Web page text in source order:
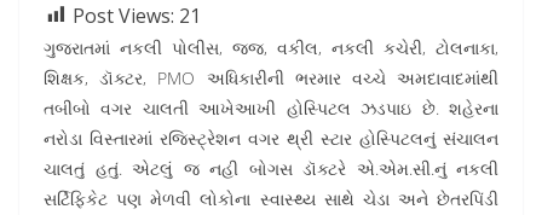
Post Views: 21
ગુજરાતમાં નકલી પોલીસ, જજ, વકીલ, નકલી કચેરી, ટોલનાકા,
શિક્ષક, ડૉક્ટર, PMO અધિકારીની ભરમાર વચ્ચે અમદાવાદમાંથી
તબીબો વગર ચાલતી આખેઆખી હોસ્પિટલ ઝડપાઇ છે. શહેરના
નરોડા વિસ્તારમાં રજિસ્ટ્રેશન વગર થ્રી સ્ટાર હોસ્પિટલનું સંચાલન
ચાલતું હતું. એટલું જ નહી બોગસ ડૉક્ટરે એ.એમ.સી.નું નકલી
સર્ટિફિકેટ પણ મેળવી લોકોના સ્વાસ્થ્ય સાથે ચેડા અને છેતરપિંડી